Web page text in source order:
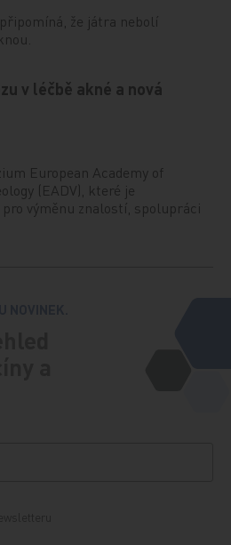
že játra nebolí
v léčbě akné a nová
European Academy of
(EADV), které je
výměnu znalostí, spolupráci